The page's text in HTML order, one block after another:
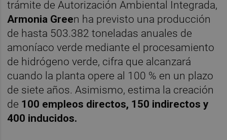
trámite de Autorización Ambiental Integrada,
Armonia Green ha previsto una producción
de hasta 503.382 toneladas anuales de
amoníaco verde mediante el procesamiento
de hidrógeno verde, cifra que alcanzará
cuando la planta opere al 100 % en un plazo
de siete años. Asimismo, estima la creación
de 100 empleos directos, 150 indirectos y
400 inducidos.